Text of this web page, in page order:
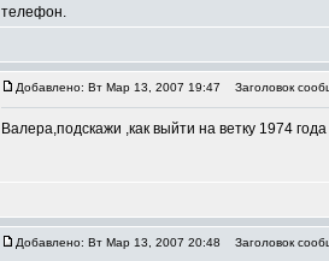
телефон.
Добавлено: Вт Мар 13, 2007 19:47 Заголовок
Валера,подскажи ,как выйти на ветку 1974
Добавлено: Вт Мар 13, 2007 20:48 Заголовок